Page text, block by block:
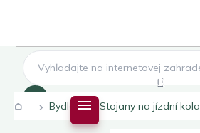
DomůBydlení Stojany na jízdní kola